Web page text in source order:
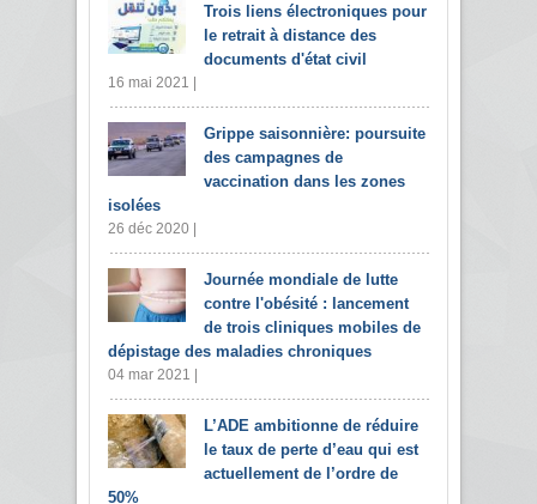
Trois liens électroniques pour
le retrait à distance des
documents d'état civil
16 mai 2021 |
Grippe saisonnière: poursuite
des campagnes de
vaccination dans les zones
isolées
26 déc 2020 |
Journée mondiale de lutte
contre l'obésité : lancement
de trois cliniques mobiles de
dépistage des maladies chroniques
04 mar 2021 |
L’ADE ambitionne de réduire
le taux de perte d’eau qui est
actuellement de l’ordre de
50%